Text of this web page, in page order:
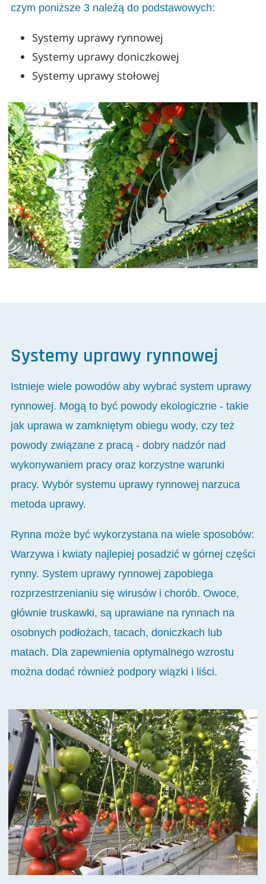
czym poniższe 3 należą do podstawowych:
Systemy uprawy rynnowej
Systemy uprawy doniczkowej
Systemy uprawy stołowej
Systemy uprawy rynnowej
Istnieje wiele powodów aby wybrać system uprawy
rynnowej. Mogą to być powody ekologiczne - takie
jak uprawa w zamkniętym obiegu wody, czy też
powody związane z pracą - dobry nadzór nad
wykonywaniem pracy oraz korzystne warunki
pracy. Wybór systemu uprawy rynnowej narzuca
metoda uprawy.
Rynna może być wykorzystana na wiele sposobów:
Warzywa i kwiaty najlepiej posadzić w górnej części
rynny. System uprawy rynnowej zapobiega
rozprzestrzenianiu się wirusów i chorób. Owoce,
głównie truskawki, są uprawiane na rynnach na
osobnych podłożach, tacach, doniczkach lub
matach. Dla zapewnienia optymalnego wzrostu
można dodać również podpory wiązki i liści.